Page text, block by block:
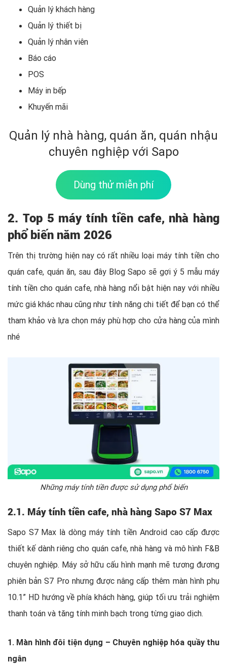
Quản lý khách hàng
Quản lý thiết bị
Quản lý nhân viên
Báo cáo
POS
Máy in bếp
Khuyến mãi
Quản lý nhà hàng, quán ăn, quán nhậu
chuyên nghiệp với Sapo
Dùng thử miễn phí
2. Top 5 máy tính tiền cafe, nhà hàng
phổ biến năm 2026
Trên thị trường hiện nay có rất nhiều loại máy tính tiền cho
quán cafe, quán ăn, sau đây Blog Sapo sẽ gợi ý 5 mẫu máy
tính tiền cho quán cafe, nhà hàng nổi bật hiện nay với nhiều
mức giá khác nhau cũng như tính năng chi tiết để bạn có thể
tham khảo và lựa chọn máy phù hợp cho cửa hàng của mình
nhé
Những máy tính tiền được sử dụng phổ biến
2.1. Máy tính tiền cafe, nhà hàng Sapo S7 Max
Sapo S7 Max là dòng máy tính tiền Android cao cấp được
thiết kế dành riêng cho quán cafe, nhà hàng và mô hình F&B
chuyên nghiệp. Máy sở hữu cấu hình mạnh mẽ tương đương
phiên bản S7 Pro nhưng được nâng cấp thêm màn hình phụ
10.1” HD hướng về phía khách hàng, giúp tối ưu trải nghiệm
thanh toán và tăng tính minh bạch trong từng giao dịch.
1. Màn hình đôi tiện dụng – Chuyên nghiệp hóa quầy thu
ngân